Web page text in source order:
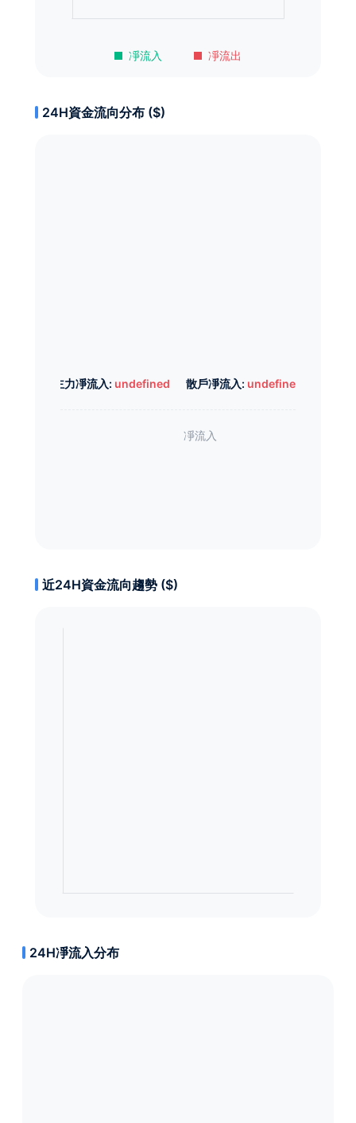
凈流入 凈流出
24H資金流向分布 ($)
主力凈流入: undefined 散戶凈流入: undefined
近24H資金流向趨勢 ($)
24H凈流入分布